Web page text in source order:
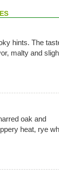
hints. The
malty and
oak and
heat, rye